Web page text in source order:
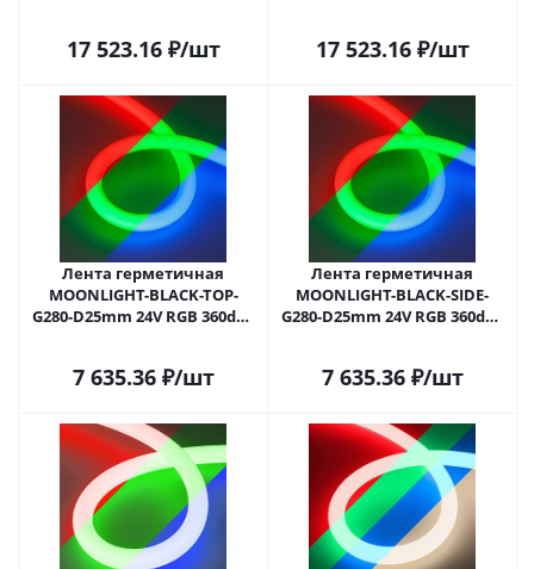
года)
17 523.16₽/шт
года)
17 523.16₽/шт
Лента герметичная
MOONLIGHT-BLACK-TOP-
G280-D25mm 24V RGB 360deg
года)
7 635.36₽/шт
Лента герметичная
MOONLIGHT-BLACK-SIDE-
G280-D25mm 24V RGB 360deg
года)
7 635.36₽/шт